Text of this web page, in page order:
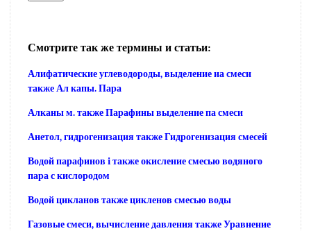
Смотрите так же термины и статьи:
Алифатические углеводороды, выделение иа смеси
также Ал капы. Пара
Алканы м. также Парафины выделение па смеси
Анетол, гидрогенизация также Гидрогенизация смесей
Водой парафинов i также окисление смесью водяного
пара с кислородом
Водой цикланов также цикленов смесью воды
Газовые смеси, вычисление давления также Уравнение